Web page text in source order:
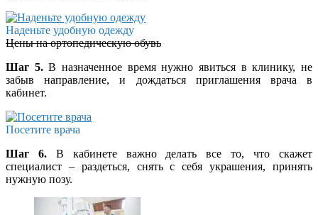
Наденьте удобную одежду
Цены на ортопедическую обувь
Шаг 5.В назначенное время нужно явиться в клинику, не
забыв направление, и дождаться приглашения врача в
кабинет.
Посетите врача
Шаг 6.В кабинете важно делать все то, что скажет
специалист – раздеться, снять с себя украшения, принять
нужную позу.